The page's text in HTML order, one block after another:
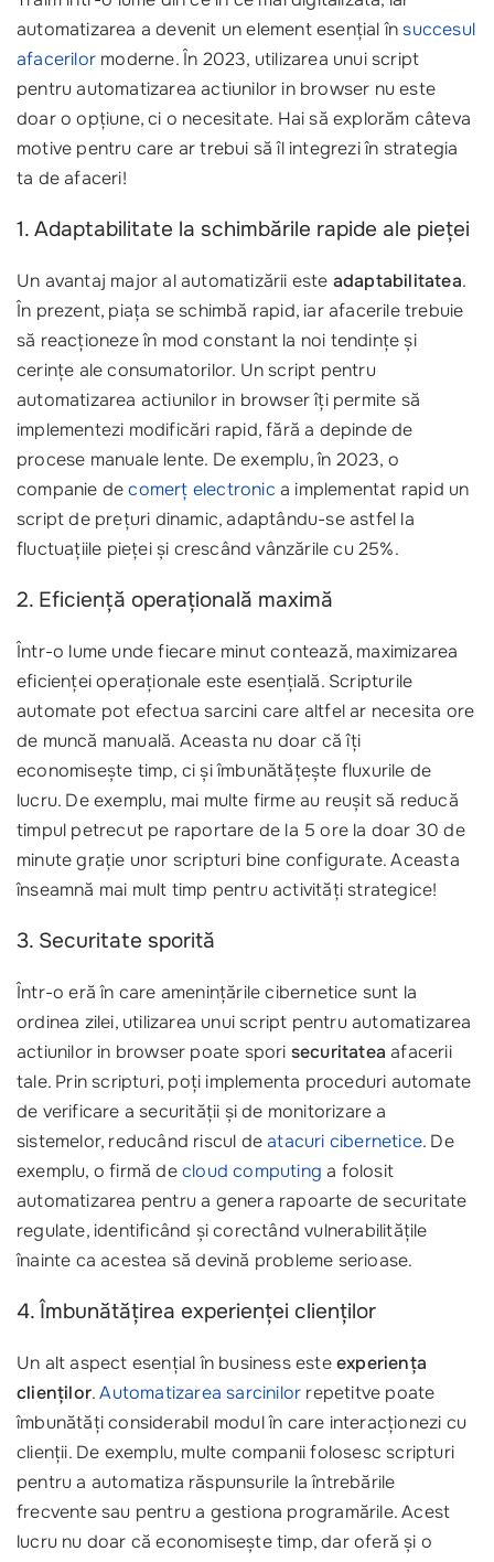
automatizarea a devenit un element esențial însuccesul
afacerilor moderne. În 2023, utilizarea unui script
pentru automatizarea actiunilor in browser nu este
doar o opțiune, ci o necesitate. Hai să explorăm câteva
motive pentru care ar trebui să îl integrezi în strategia
ta de afaceri!
1. Adaptabilitate la schimbările rapide ale pieței
Un avantaj major al automatizării este adaptabilitatea.
În prezent, piața se schimbă rapid, iar afacerile trebuie
să reacționeze în mod constant la noi tendințe și
cerințe ale consumatorilor. Un script pentru
automatizarea actiunilor in browser îți permite să
implementezi modificări rapid, fără a depinde de
procese manuale lente. De exemplu, în 2023, o
companie decomerț electronic a implementat rapid un
script de prețuri dinamic, adaptându-se astfel la
fluctuațiile pieței și crescând vânzările cu 25%.
2. Eficiență operațională maximă
Într-o lume unde fiecare minut contează, maximizarea
eficienței operaționale este esențială. Scripturile
automate pot efectua sarcini care altfel ar necesita ore
de muncă manuală. Aceasta nu doar că îți
economisește timp, ci și îmbunătățește fluxurile de
lucru. De exemplu, mai multe firme au reușit să reducă
timpul petrecut pe raportare de la 5 ore la doar 30 de
minute grație unor scripturi bine configurate. Aceasta
înseamnă mai mult timp pentru activități strategice!
3. Securitate sporită
Într-o eră în care amenințările cibernetice sunt la
ordinea zilei, utilizarea unui script pentru automatizarea
actiunilor in browser poate spori securitatea afacerii
tale. Prin scripturi, poți implementa proceduri automate
de verificare a securității și de monitorizare a
sistemelor, reducând riscul deatacuri cibernetice. De
exemplu, o firmă decloud computing a folosit
automatizarea pentru a genera rapoarte de securitate
regulate, identificând și corectând vulnerabilitățile
înainte ca acestea să devină probleme serioase.
4. Îmbunătățirea experienței clienților
Un alt aspect esențial în business esteexperiența
clienților.Automatizarea sarcinilor repetitve poate
îmbunătăți considerabil modul în care interacționezi cu
clienții. De exemplu, multe companii folosesc scripturi
pentru a automatiza răspunsurile la întrebările
frecvente sau pentru a gestiona programările. Acest
lucru nu doar că economisește timp, dar oferă și o